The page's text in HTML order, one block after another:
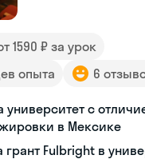
1590 ₽ за урок
опыта
6
университет с
в Мексике
грант Fulbright в